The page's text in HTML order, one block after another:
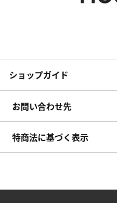
ショップガイド
お問い合わせ先
特商法に基づく表示